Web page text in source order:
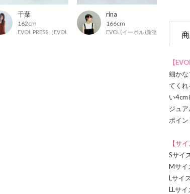
千葉
162cm
EVOL PRESS（EVOLプレス）
rina
166cm
EVOL(イーボル)新宿マルイ店
【
細か
てく
い4cm
ジュ
ポイン
【サ
Sサイ
Mサイ
Lサイ
LLサ